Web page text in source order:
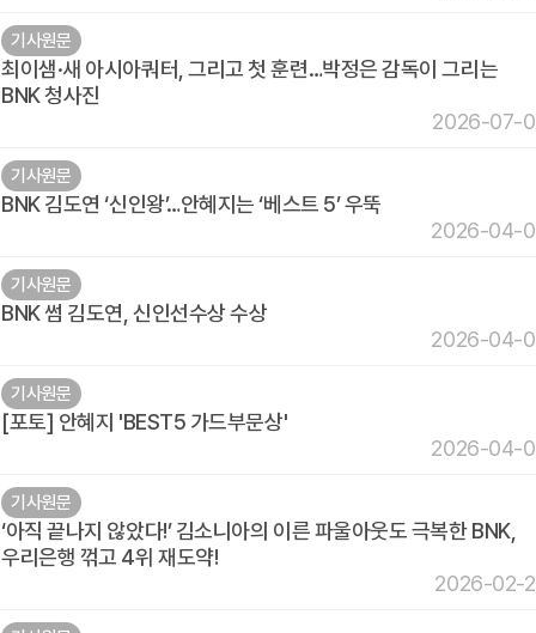
기사원문
최이샘·새 아시아쿼터, 그리고 첫 훈련…박정은 감독이 그리는
BNK 청사진
2026-07-
기사원문
BNK 김도연 ‘신인왕’…안혜지는 ‘베스트 5’ 우뚝
2026-04-
기사원문
BNK 썸 김도연, 신인선수상 수상
2026-04-
기사원문
[포토] 안혜지 'BEST5 가드부문상'
2026-04-
기사원문
‘아직 끝나지 않았다!’ 김소니아의 이른 파울아웃도 극복한 BNK,
우리은행 꺾고 4위 재도약!
2026-02-